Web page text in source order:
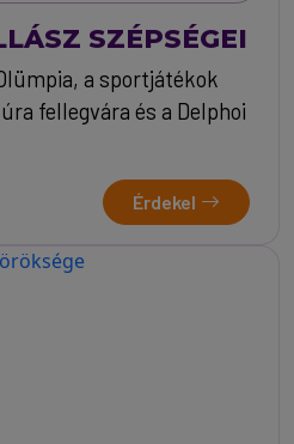
SZÉPSÉGEI
a sportjátékok
fellegvára és a Delphoi
Érdekel